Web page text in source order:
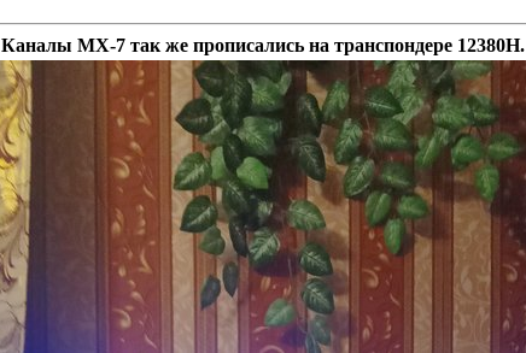
Каналы MX-7 так же прописались на транспондере 12380Н.